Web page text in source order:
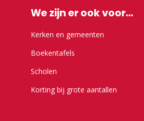
We zijn er ook voor...
Kerken en gemeenten
Boekentafels
Scholen
Korting bij grote aantallen